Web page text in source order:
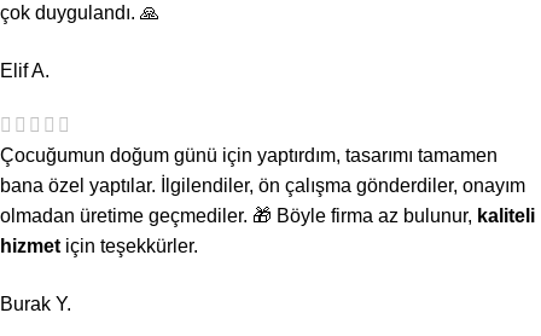
çok duygulandı. 🙏
Elif A.
Çocuğumun doğum günü için yaptırdım, tasarımı tamamen
bana özel yaptılar. İlgilendiler, ön çalışma gönderdiler, onayım
olmadan üretime geçmediler. 🎁 Böyle firma az bulunur, kaliteli
hizmet için teşekkürler.
Burak Y.